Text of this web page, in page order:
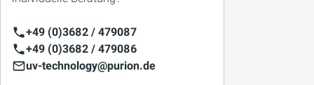
+49 (0)3682 / 479087
+49 (0)3682 / 479086
uv-technology@purion.de